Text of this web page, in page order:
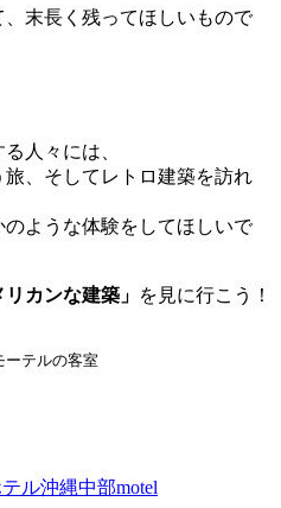
末長く残ってほしいもので
人々には、
、そしてレトロ建築を訪れ
ような体験をしてほしいで
リカンな建築」 を見に行こう！
テルの客室
ル沖縄中部motel